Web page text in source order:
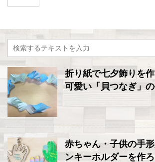
折り紙で七夕飾りを
可愛い「貝つなぎ」
赤ちゃん・子供の手
ンキーホルダーを作